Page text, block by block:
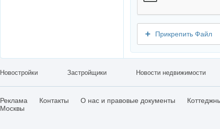
Прикрепить Файл
Новостройки Застройщики Новости недвижимости
Реклама Контакты О нас и правовые документы
Москвы